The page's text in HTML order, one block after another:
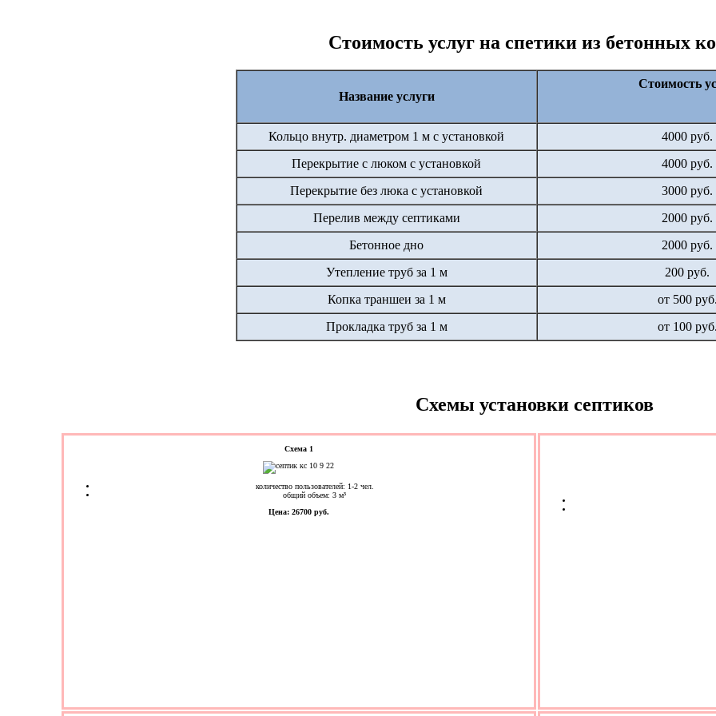
Стоимость услуг на спетики из бетонных
Название услуги
Стоимость
Кольцо внутр. диаметром 1 м с установкой
4000 руб.
Перекрытие с люком с установкой
4000 руб.
Перекрытие без люка с установкой
3000 руб.
Перелив между септиками
2000 руб.
Бетонное дно
2000 руб.
Утепление труб за 1 м
200 руб.
Копка траншеи за 1 м
от 500 руб.
Прокладка труб за 1 м
от 100 руб.
Схемы установки септиков
Схема 1
количество пользователей: 1-2 чел.
общий объем: 3 м³
Цена: 26700 руб.